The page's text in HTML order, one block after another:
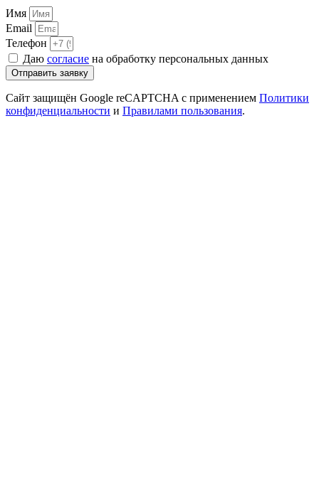
Имя
Email
Телефон
Даю согласие на обработку персональных данных
Отправить заявку
Сайт защищён Google reCAPTCHA с применением Политики
конфиденциальности и Правилами пользования.